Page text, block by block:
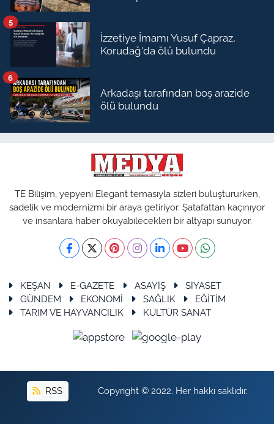
İzzetiye İmamı Yusuf Çapraz,
Korudağ'da ölü bulundu
5
Arkadaşı tarafından boş arazide
ölü bulundu
6
TE Bilişim, yepyeni Elegant temasıyla sizleri buluştururken,
sadelik ve modernizmi bir araya getiriyor. Şatafattan kaçınıyor
ve insanlara haber okuyabilecekleri bir altyapı sunuyor.
KEŞAN E-GAZETE ASAYİŞ
SİYASET
GÜNDEM
EKONOMİ SAĞLIK
EĞİTİM
TARIM VE HAYVANCILIK
KÜLTÜR SANAT
RSS Copyright © 2022. Her hakkı saklıdır.